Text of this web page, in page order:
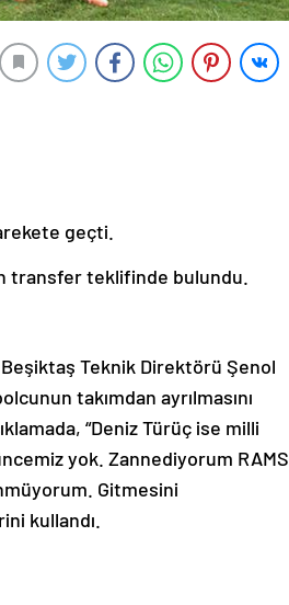
geçti.
transfer teklifinde bulundu.
Beşiktaş Teknik Direktörü Şenol
takımdan ayrılmasını
“Deniz Türüç ise milli
yok. Zannediyorum RAMS
Gitmesini
kullandı.